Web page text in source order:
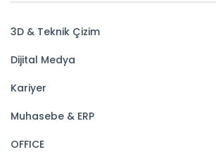
3D & Teknik Çizim
Dijital Medya
Kariyer
Muhasebe & ERP
OFFICE